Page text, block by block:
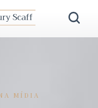
MÍDIA